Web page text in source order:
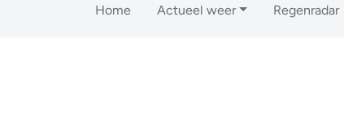
Home Actueel weer Regenradar